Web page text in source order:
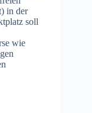
in der
soll
wie